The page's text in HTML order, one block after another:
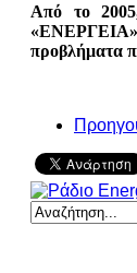
Από το 2005,
«ΕΝΕΡΓΕΙΑ»
προβλήματα